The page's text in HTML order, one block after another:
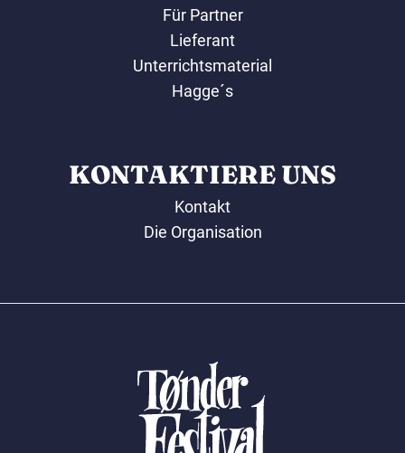
Für Partner
Lieferant
Unterrichtsmaterial
Hagge´s
KONTAKTIERE UNS
Kontakt
Die Organisation